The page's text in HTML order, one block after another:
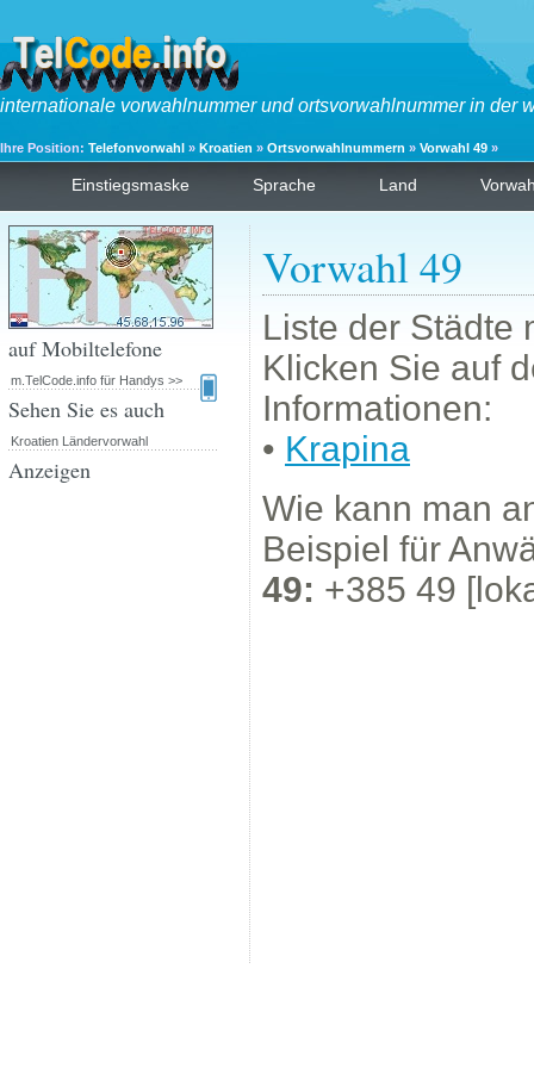
internationale vorwahlnummer und ortsvorwahlnummer in der
Ihre Position: Telefonvorwahl » Kroatien » Ortsvorwahlnummern » Vorwahl 49 »
Einstiegsmaske Sprache Land
Vorwahl 49
Liste der Städte
Klicken Sie auf
Informationen:
• Krapina
Wie kann man
Beispiel für
49: +385 49
auf Mobiltelefone
m.TelCode.info für Handys >>
Sehen Sie es auch
Kroatien Ländervorwahl
Anzeigen